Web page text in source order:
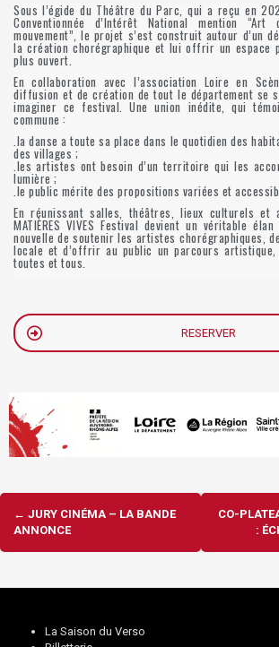
Sous l’égide du Théâtre du Parc, qui a reçu en
Conventionnée d’Intérêt National mention
mouvement”, le projet s’est construit autour d’un
la création chorégraphique et lui offrir un espace
plus ouvert.
En collaboration avec l’association Loire en
diffusion et de création de tout le département se
imaginer ce festival. Une union inédite, qui
commune :
.la danse a toute sa place dans le quotidien des
des villages ;
.les artistes ont besoin d’un territoire qui les
lumière ;
.le public mérite des propositions variées et
En réunissant salles, théâtres, lieux culturels et
MATIÈRES VIVES Festival devient un véritable
nouvelle de soutenir les artistes chorégraphiques,
locale et d’offrir au public un parcours
toutes et tous.
RESERVER
Navigation
d'article
← JURY CINÉMA – LA BANDE
ANNONCE
CO-
:
La Saison du Verso